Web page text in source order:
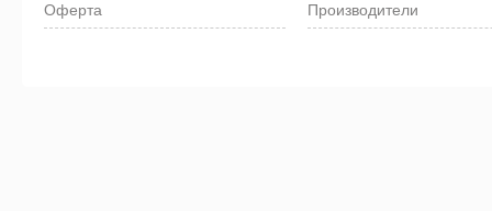
Оферта Производители